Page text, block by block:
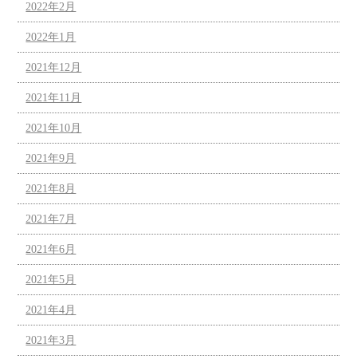
2022年2月
2022年1月
2021年12月
2021年11月
2021年10月
2021年9月
2021年8月
2021年7月
2021年6月
2021年5月
2021年4月
2021年3月